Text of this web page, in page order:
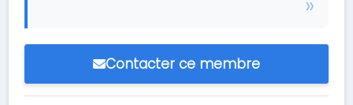
Contacter ce membre